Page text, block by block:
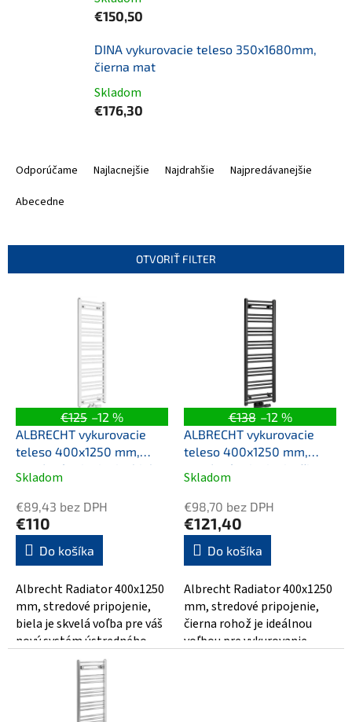
€150,50
DINA vykurovacie teleso 350x1680mm,
čierna mat
Skladom
€176,30
p
Odporúčame Najlacnejšie Najdrahšie
Najpredávanejšie
Abecedne
OTVORIŤ FILTER
€125 –12 %
ALBRECHT vykurovacie
teleso 400x1250 mm,
stredové pripojenie, biela
Priemerné
hodnotenie
produktu
je
5,0
z
5
hviezdičiek.
Skladom
€89,43 bez DPH
€110
Do košíka
Albrecht Radiator 400x1250
mm, stredové pripojenie,
biela je skvelá voľba pre váš
nový systém ústredného
vykurovania. Tento radiátor
€138 –12 %
ALBRECHT vykurovacie
teleso 400x1250 mm,
stredové pripojenie, čierna
matná
Priemerné
hodnotenie
produktu
je
5,0
z
5
hviezdičiek.
Skladom
€98,70 bez DPH
€121,40
Do košíka
Albrecht Radiator 400x1250
mm, stredové pripojenie,
čierna rohož je ideálnou
voľbou pre vykurovanie